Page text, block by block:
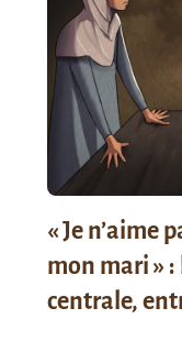
« Je n’aime
mon mari »
centrale,